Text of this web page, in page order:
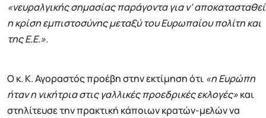
«νευραλγικής σημασίας παράγοντα για ν’ αποκατασταθεί
η κρίση εμπιστοσύνης μεταξύ του Ευρωπαίου πολίτη και
της Ε.Ε.».
Ο κ. Κ. Αγοραστός προέβη στην εκτίμηση ότι «η Ευρώπη
ήταν η νικήτρια στις γαλλικές προεδρικές εκλογές»και
στηλίτευσε την πρακτική κάποιων κρατών-μελών να